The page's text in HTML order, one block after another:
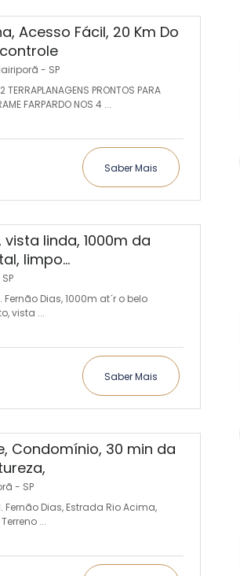
Acesso Fácil, 20 Km Do
- SP
TERRAPLANAGENS PRONTOS PARA
FARPARDO NOS 4 ...
Saber Mais
linda, 1000m da
limpo...
Dias, 1000m at´r o belo
vista ...
Saber Mais
Condomínio, 30 min da
- SP
Dias, Estrada Rio Acima,
...